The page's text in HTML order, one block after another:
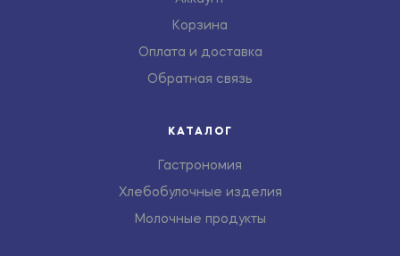
Корзина
Оплата и доставка
Обратная связь
КАТАЛОГ
Гастрономия
Хлебобулочные изделия
Молочные продукты